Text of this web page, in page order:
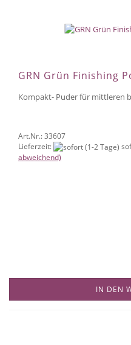
GRN Grün Finishing
Kompakt- Puder für mittleren
Art.Nr.: 33607
Lieferzeit:
abweichend)
IN DEN